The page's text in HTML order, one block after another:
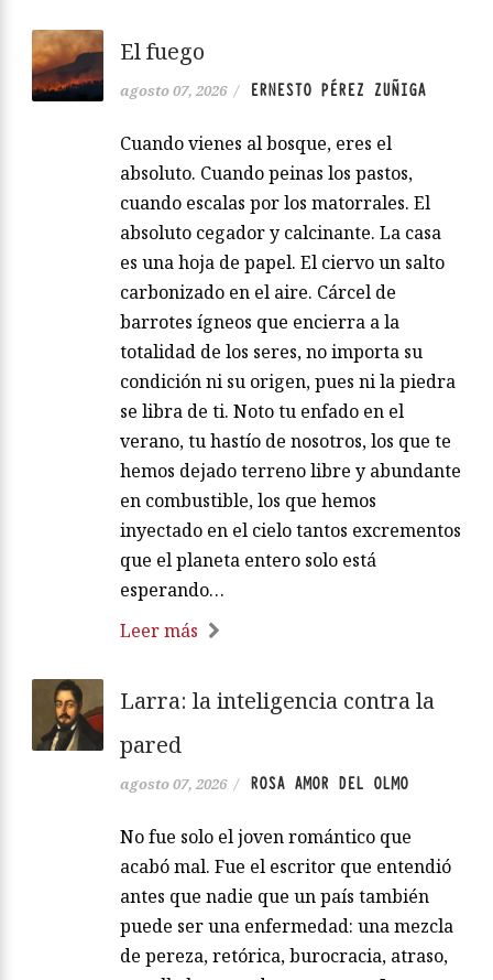
El fuego
agosto 07, 2026 / ERNESTO PÉREZ ZUÑIGA
Cuando vienes al bosque, eres el
absoluto. Cuando peinas los pastos,
cuando escalas por los matorrales. El
absoluto cegador y calcinante. La casa
es una hoja de papel. El ciervo un salto
carbonizado en el aire. Cárcel de
barrotes ígneos que encierra a la
totalidad de los seres, no importa su
condición ni su origen, pues ni la piedra
se libra de ti. Noto tu enfado en el
verano, tu hastío de nosotros, los que te
hemos dejado terreno libre y abundante
en combustible, los que hemos
inyectado en el cielo tantos excrementos
que el planeta entero solo está
esperando…
Leer más
Larra: la inteligencia contra la
pared
agosto 07, 2026 / ROSA AMOR DEL OLMO
No fue solo el joven romántico que
acabó mal. Fue el escritor que entendió
antes que nadie que un país también
puede ser una enfermedad: una mezcla
de pereza, retórica, burocracia, atraso,